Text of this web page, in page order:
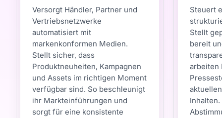
Versorgt Händler, Partner und
Vertriebsnetzwerke
automatisiert mit
markenkonformen Medien.
Stellt sicher, dass
Produktneuheiten, Kampagnen
und Assets im richtigen Moment
verfügbar sind. So beschleunigt
ihr Markteinführungen und
sorgt für eine konsistente
Steuert
Stellt
bereit
arbeiten